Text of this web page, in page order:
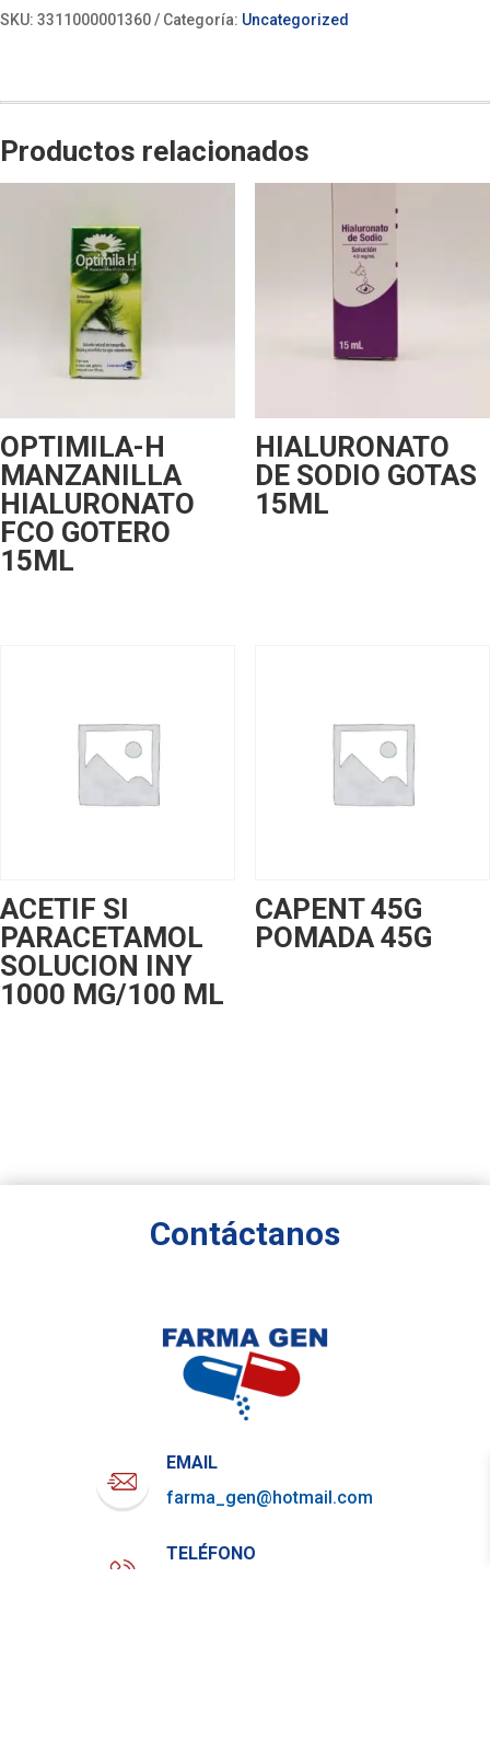
SKU: 3311000001360 Categoría: Uncategorized
Productos relacionados
OPTIMILA-H
MANZANILLA
HIALURONATO
FCO GOTERO
15ML
HIALURONATO
DE SODIO GOTAS
15ML
ACETIF SI
PARACETAMOL
SOLUCION INY
1000 MG/100 ML
CAPENT 45G
POMADA 45G
Contáctanos
EMAIL
farma_gen@hotmail.com
TELÉFONO